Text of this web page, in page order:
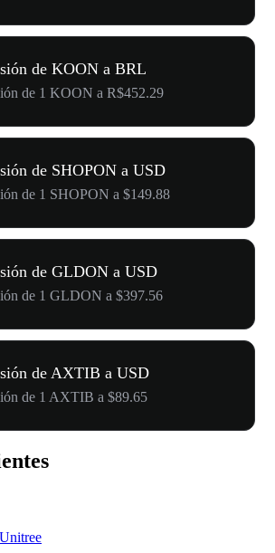
de KOON a BRL
de 1 KOON a R$452.29
de SHOPON a USD
de 1 SHOPON a $149.88
de GLDON a USD
de 1 GLDON a $397.56
de AXTIB a USD
de 1 AXTIB a $89.65